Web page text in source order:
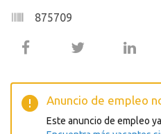
875709
Anuncio de empleo
Este anuncio de empleo